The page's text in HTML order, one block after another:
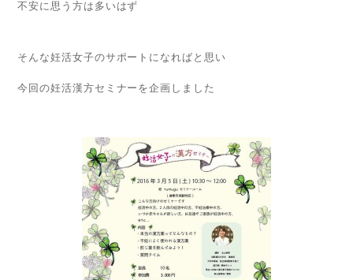
不安に思う方は多いはず
そんな妊活女子のサポートになればと思い
今回の妊活漢方セミナーを企画しました